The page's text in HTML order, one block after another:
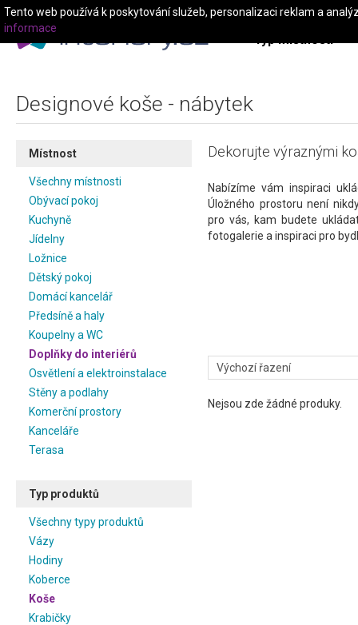
Typ místnosti
Designové koše - nábytek
Místnost
Všechny místnosti
Obývací pokoj
Kuchyně
Jídelny
Ložnice
Dětský pokoj
Domácí kancelář
Předsíně a haly
Koupelny a WC
Doplňky do interiérů
Osvětlení a elektroinstalace
Stěny a podlahy
Komerční prostory
Kanceláře
Terasa
Typ produktů
Všechny typy produktů
Vázy
Hodiny
Koberce
Koše
Krabičky
Dekorujte výraznými
Nabízíme vám inspiraci
Úložného prostoru není
pro vás, kam budete
fotogalerie a inspiraci pro
Nejsou zde žádné produky.
Tento web používá k poskytování služeb, personalizaci reklam a
informace